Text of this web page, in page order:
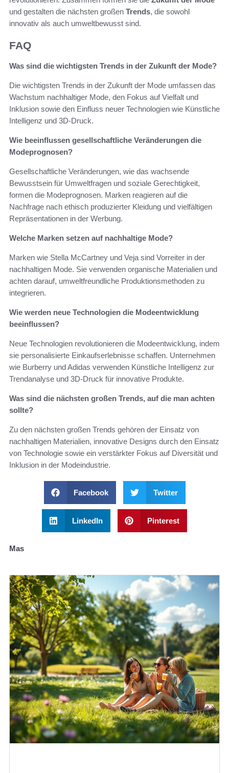
und gestalten die nächsten großen Trends, die sowohl
innovativ als auch umweltbewusst sind.
FAQ
Was sind die wichtigsten Trends in der Zukunft der Mode?
Die wichtigsten Trends in der Zukunft der Mode umfassen das
Wachstum nachhaltiger Mode, den Fokus auf Vielfalt und
Inklusion sowie den Einfluss neuer Technologien wie Künstliche
Intelligenz und 3D-Druck.
Wie beeinflussen gesellschaftliche Veränderungen die
Modeprognosen?
Gesellschaftliche Veränderungen, wie das wachsende
Bewusstsein für Umweltfragen und soziale Gerechtigkeit,
formen die Modeprognosen. Marken reagieren auf die
Nachfrage nach ethisch produzierter Kleidung und vielfältigen
Repräsentationen in der Werbung.
Welche Marken setzen auf nachhaltige Mode?
Marken wie Stella McCartney und Veja sind Vorreiter in der
nachhaltigen Mode. Sie verwenden organische Materialien und
achten darauf, umweltfreundliche Produktionsmethoden zu
integrieren.
Wie werden neue Technologien die Modeentwicklung
beeinflussen?
Neue Technologien revolutionieren die Modeentwicklung, indem
sie personalisierte Einkaufserlebnisse schaffen. Unternehmen
wie Burberry und Adidas verwenden Künstliche Intelligenz zur
Trendanalyse und 3D-Druck für innovative Produkte.
Was sind die nächsten großen Trends, auf die man achten
sollte?
Zu den nächsten großen Trends gehören der Einsatz von
nachhaltigen Materialien, innovative Designs durch den Einsatz
von Technologie sowie ein verstärkter Fokus auf Diversität und
Inklusion in der Modeindustrie.
Facebook Twitter
LinkedIn Pinterest
Mas